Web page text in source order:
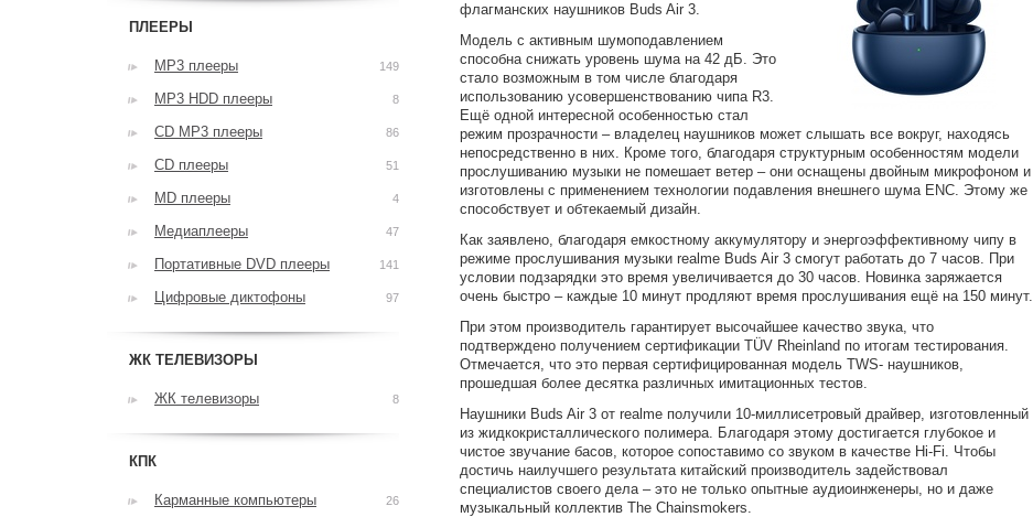
флагманских наушников Buds Air 3.
Модель с активным шумоподавлением
способна снижать уровень шума на 42 дБ. Это
стало возможным в том числе благодаря
использованию усовершенствованию чипа R3.
Ещё одной интересной особенностью стал
режим прозрачности – владелец наушников может слышать все вокруг, находясь
непосредственно в них. Кроме того, благодаря структурным особенностям модели
прослушиванию музыки не помешает ветер – они оснащены двойным микрофоном и
изготовлены с применением технологии подавления внешнего шума ENC. Этому же
способствует и обтекаемый дизайн.
Как заявлено, благодаря емкостному аккумулятору и энергоэффективному чипу в
режиме прослушивания музыки realme Buds Air 3 смогут работать до 7 часов. При
условии подзарядки это время увеличивается до 30 часов. Новинка заряжается
очень быстро – каждые 10 минут продляют время прослушивания ещё на 150 минут.
При этом производитель гарантирует высочайшее качество звука, что
подтверждено получением сертификации TÜV Rheinland по итогам тестирования.
Отмечается, что это первая сертифицированная модель TWS- наушников,
прошедшая более десятка различных имитационных тестов.
Наушники Buds Air 3 от realme получили 10-миллисетровый драйвер, изготовленный
из жидкокристаллического полимера. Благодаря этому достигается глубокое и
чистое звучание басов, которое сопоставимо со звуком в качестве Hi-Fi. Чтобы
достичь наилучшего результата китайский производитель задействовал
специалистов своего дела – это не только опытные аудиоинженеры, но и даже
музыкальный коллектив The Chainsmokers.
ПЛЕЕРЫ
MP3 плееры 149
MP3 HDD плееры 8
CD MP3 плееры 86
CD плееры 51
MD плееры 4
Медиаплееры 47
Портативные DVD плееры 141
Цифровые диктофоны 97
ЖК ТЕЛЕВИЗОРЫ
ЖК телевизоры 8
КПК
Карманные компьютеры 26